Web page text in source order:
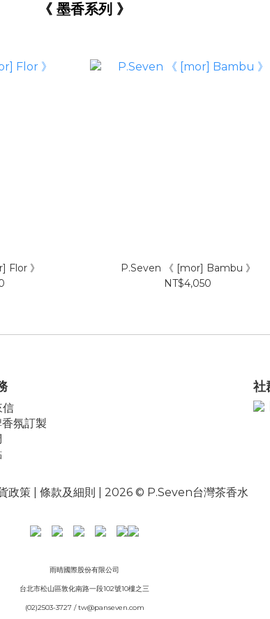
《 墨香系列 》
Flor 》
P.Seven 《 [mor] Bambu 》
NT$4,050
信
氛訂製
社
政策| 條款及細則 | 2026 © P.Seven台灣茶香水
雨晴國際股份有限公司
台北市松山區敦化南路一段102號10樓之三
(02)2503-3727 / tw@panseven.com